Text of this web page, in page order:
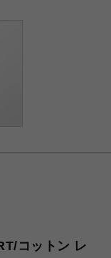
コットン レ